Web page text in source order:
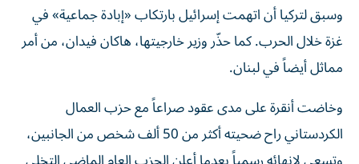
وسبق لتركيا أن اتهمت إسرائيل بارتكاب «إبادة جماعية» في
غزة خلال الحرب. كما حذّر وزير خارجيتها، هاكان فيدان، من أمر
مماثل أيضاً في لبنان.
وخاضت أنقرة على مدى عقود صراعاً مع حزب العمال
الكردستاني راح ضحيته أكثر من 50 ألف شخص من الجانبين،